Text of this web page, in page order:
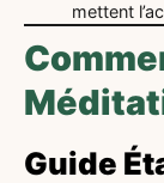
mettent
Guide